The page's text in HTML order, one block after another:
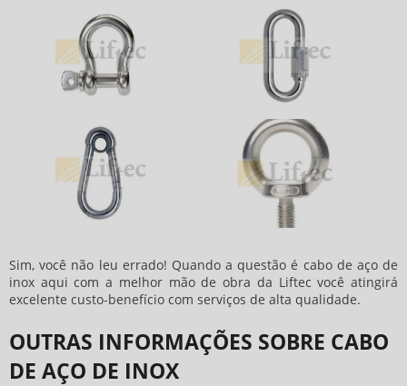
Sim, você não leu errado! Quando a questão é cabo de aço de
inox aqui com a melhor mão de obra da Liftec você atingirá
excelente custo-benefício com serviços de alta qualidade.
OUTRAS INFORMAÇÕES SOBRE CABO
DE AÇO DE INOX